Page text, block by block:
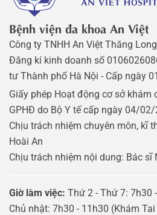
Bệnh viện đa khoa An Việt
Công ty TNHH An Việt Thăng Long
Đăng kí kinh doanh số
tư Thành phố Hà Nội - Cấp ngày
Giấy phép Hoạt động cơ sở khám
GPHĐ do Bộ Y tế cấp ngày 04/
Chịu trách nhiệm chuyên môn, kĩ
Hoài An
Chịu trách nhiệm nội dung: Bác sĩ
Giờ làm việc: Thứ 2 - Thứ 7: 7h30
Chủ nhật: 7h30 - 11h30 (Khám